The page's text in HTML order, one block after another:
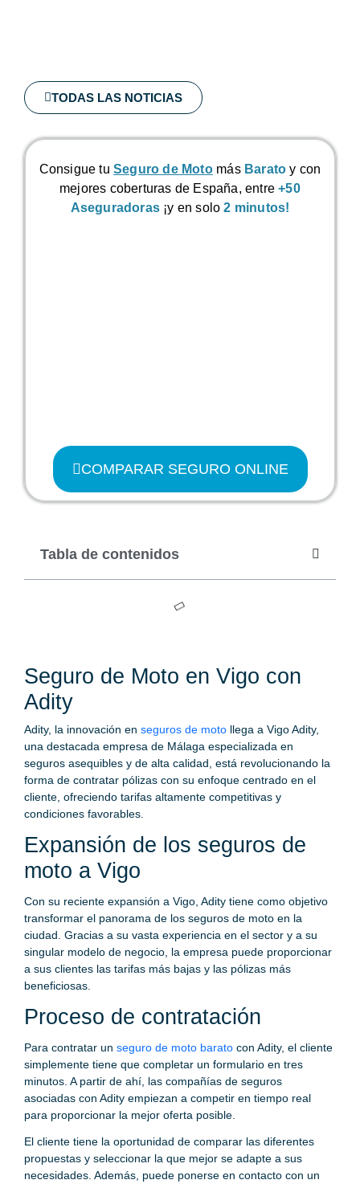
Seguro de Moto en Vigo con
Adity
Adity, la innovación en seguros de moto llega a Vigo Adity,
una destacada empresa de Málaga especializada en
seguros asequibles y de alta calidad, está revolucionando la
forma de contratar pólizas con su enfoque centrado en el
cliente, ofreciendo tarifas altamente competitivas y
condiciones favorables.
Expansión de los seguros de
moto a Vigo
Con su reciente expansión a Vigo, Adity tiene como objetivo
transformar el panorama de los seguros de moto en la
ciudad. Gracias a su vasta experiencia en el sector y a su
singular modelo de negocio, la empresa puede proporcionar
a sus clientes las tarifas más bajas y las pólizas más
beneficiosas.
Proceso de contratación
Para contratar un seguro de moto barato con Adity, el cliente
simplemente tiene que completar un formulario en tres
minutos. A partir de ahí, las compañías de seguros
asociadas con Adity empiezan a competir en tiempo real
para proporcionar la mejor oferta posible.
El cliente tiene la oportunidad de comparar las diferentes
propuestas y seleccionar la que mejor se adapte a sus
necesidades. Además, puede ponerse en contacto con un
TODAS LAS NOTICIAS
Consigue tu Seguro de Motomás Barato y con
mejores coberturas de España, entre+50
Aseguradoras ¡y en solo2 minutos!
COMPARAR SEGURO ONLINE
Tabla de contenidos